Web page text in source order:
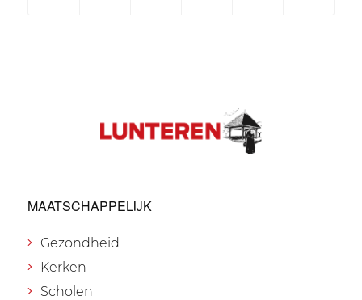
MAATSCHAPPELIJK
Gezondheid
Kerken
Scholen